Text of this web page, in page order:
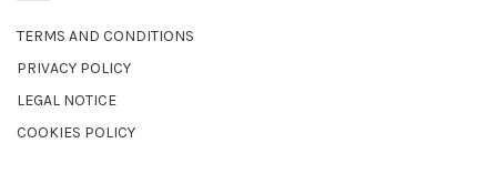
TERMS AND CONDITIONS
PRIVACY POLICY
LEGAL NOTICE
COOKIES POLICY